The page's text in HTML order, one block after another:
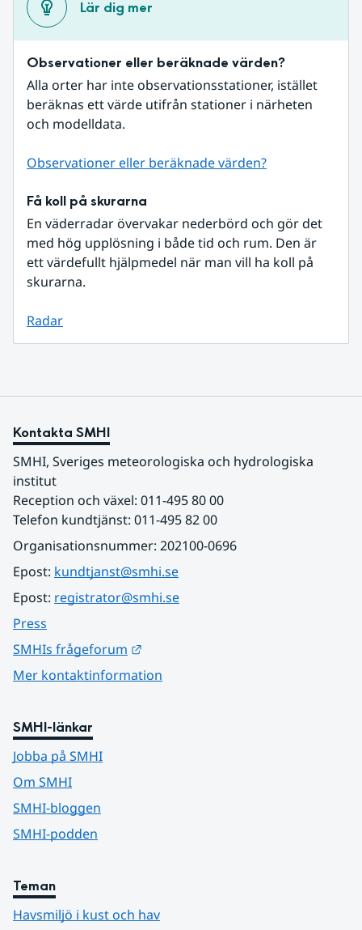
Lär dig mer
Observationer eller beräknade värden?
Alla orter har inte observationsstationer, istället
beräknas ett värde utifrån stationer i närheten
och modelldata.
Observationer eller beräknade värden?
Få koll på skurarna
En väderradar övervakar nederbörd och gör det
med hög upplösning i både tid och rum. Den är
ett värdefullt hjälpmedel när man vill ha koll på
skurarna.
Radar
Kontakta SMHI
SMHI, Sveriges meteorologiska och hydrologiska
institut
Reception och växel: 011-495 80 00
Telefon kundtjänst: 011-495 82 00
Organisationsnummer: 202100-0696
Epost: kundtjanst@smhi.se
Epost: registrator@smhi.se
Press
SMHIs frågeforum
Mer kontaktinformation
SMHI-länkar
Jobba på SMHI
Om SMHI
SMHI-bloggen
SMHI-podden
Teman
Havsmiljö i kust och hav